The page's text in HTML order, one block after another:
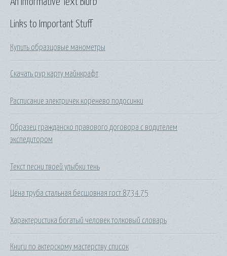
Links to Important Stuff
Купить образцовые манометры
Скачать pvp карту майнкрафт
Расписание электричек коренево подосинки
Образец гражданско правового договора с водителем
экспедитором
Текст песни твоей улыбки тень
Цена труба стальная бесшовная гост 8734 75
Характеристика богатый человек толковый словарь
Книги по актерскому мастерству список